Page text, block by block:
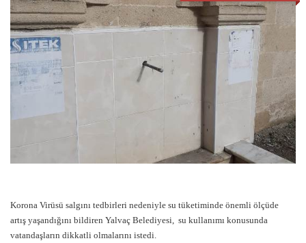
Korona Virüsü salgını tedbirleri nedeniyle su tüketiminde önemli ölçüde
artış yaşandığını bildiren Yalvaç Belediyesi, su kullanımı konusunda
vatandaşların dikkatli olmalarını istedi.